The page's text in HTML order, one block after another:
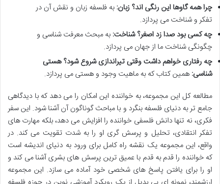
چرا همه گاوها این رنگی اند؟ زبان: به فلسفه زبان و نقش آن در
تفکر و شناخت می پردازد.
چه کسی بود صدا زد اصغر؟ شناخت: به مبحث معرفت شناسی و
چگونگی شناخت ما از جهان می پردازد.
چه رفتاری خواهم داشت وقتی تیراندازی شروع شود؟ هستی
شناسی: همین کتاب که به ماهیت وجود و هستی می پردازد.
مطالعه کل این مجموعه، به خواننده این امکان را می دهد که با دیدگاهی
جامع تر به دنیای فلسفه بنگرد و با مباحث گوناگون آن آشنا شود. این سفر
فکری، نه تنها دانش فلسفی خواننده را افزایش می دهد، بلکه مهارت های
تفکر انتقادی، تحلیل و پرسش گری او را به شدت تقویت می کند. در
واقع، این مجموعه یک نقشه راه کامل برای ورود به دنیای اندیشه است
که خواننده را قدم به قدم با عمیق ترین پرسش های بشری آشنا می کند و
او را برای یافتن پاسخ های شخصی خود آماده می سازد. این مجموعه